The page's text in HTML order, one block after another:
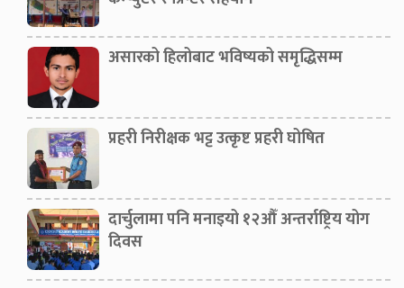
असारको हिलोबाट भविष्यको समृद्धिसम्म
प्रहरी निरीक्षक भट्ट उत्कृष्ट प्रहरी घोषित
दार्चुलामा पनि मनाइयो १२औँ अन्तर्राष्ट्रिय योग
दिवस